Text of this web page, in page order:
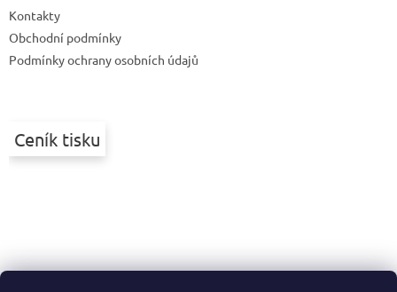
Kontakty
Obchodní podmínky
Podmínky ochrany osobních údajů
Ceník tisku